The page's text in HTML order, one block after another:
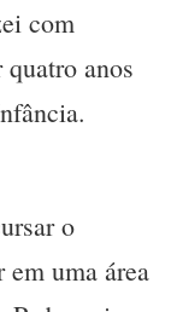
com
anos
o
em uma área